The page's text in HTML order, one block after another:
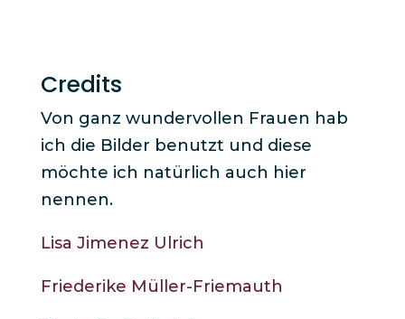
Credits
Von ganz wundervollen Frauen hab
ich die Bilder benutzt und diese
möchte ich natürlich auch hier
nennen.
Lisa Jimenez Ulrich
Friederike Müller-Friemauth